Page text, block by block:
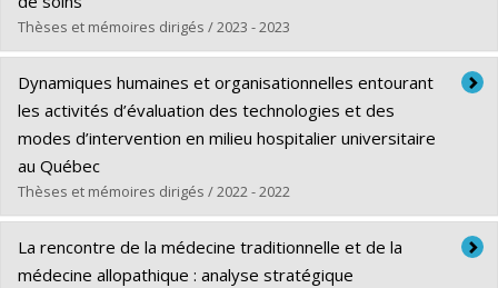
Thèses et mémoires dirigés / 2023 - 2023
Diplômé(e) :Derraji, Monsef
Cycle :Doctorat
Diplôme obtenu :Ph. D.
Lien vers le document dans Papyrus
Dynamiques humaines et organisationnelles entourant
les activités d’évaluation des technologies et des
modes d’intervention en milieu hospitalier universitaire
au Québec
Thèses et mémoires dirigés / 2022 - 2022
Diplômé(e) : Tony, Michèle
Cycle :Doctorat
La rencontre de la médecine traditionnelle et de la
médecine allopathique : analyse stratégique